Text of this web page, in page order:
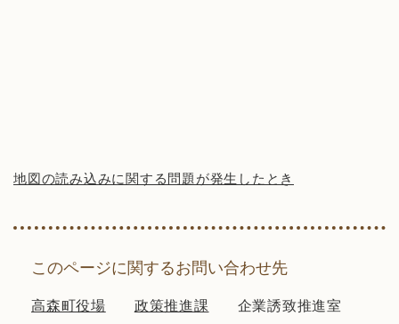
地図の読み込みに関する問題が発生したとき
このページに関するお問い合わせ先
高森町役場 政策推進課 企業誘致推進室